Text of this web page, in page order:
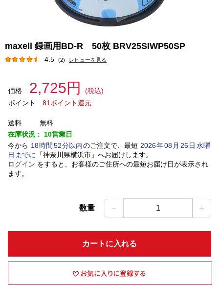
maxell 録画用BD-R 50枚 BRV25SIWP50SP
4.5 (2) レビューを見る
価格 2,725円
(税込)
ポイント
81ポイント還元
送料
無料
在庫状況： 10営業日
今から 18時間 52分以内のご注文で、最短 2026年08 月 26日水曜
日 までに 「神奈川県横浜市」 へお届けします。
ログイン をすると、お客様のご住所への最短お届け日が表示され
ます。
数量 － 1 ＋
カートに入れる